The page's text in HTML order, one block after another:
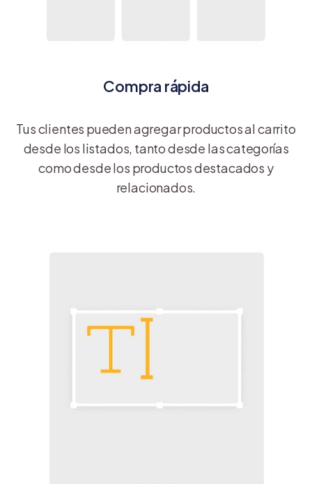
Compra rápida
Tus clientes pueden agregar productos al carrito
desde los listados, tanto desde las categorías
como desde los productos destacados y
relacionados.